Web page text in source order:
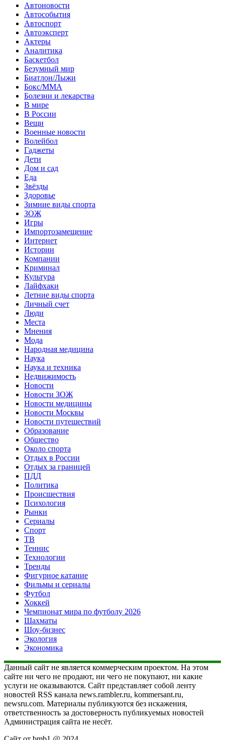
Автоновости
Автособытия
Автоспорт
Автоэксперт
Актеры
Аналитика
Баскетбол
Безумный мир
Биатлон/Лыжи
Бокс/MMA
Болезни и лекарства
В мире
В России
Вещи
Военные новости
Волейбол
Гаджеты
Дети
Дом и сад
Еда
Звёзды
Здоровье
Зимние виды спорта
ЗОЖ
Игры
Импортозамещение
Интернет
Истории
Компании
Криминал
Культура
Лайфхаки
Летние виды спорта
Личный счет
Люди
Места
Мнения
Мода
Народная медицина
Наука
Наука и техника
Недвижимость
Новости
Новости ЗОЖ
Новости медицины
Новости Москвы
Новости путешествий
Образование
Общество
Около спорта
Отдых в России
Отдых за границей
ПДД
Политика
Происшествия
Психология
Рынки
Сериалы
Спорт
ТВ
Теннис
Технологии
Тренды
Фигурное катание
Фильмы и сериалы
Футбол
Хоккей
Чемпионат мира по футболу 2026
Шахматы
Шоу-бизнес
Экология
Экономика
Данный сайт не является коммерческим проектом. На этом
сайте ни чего не продают, ни чего не покупают, ни какие
услуги не оказываются. Сайт представляет собой ленту
новостей RSS канала news.rambler.ru, kommersant.ru,
newsru.com. Материалы публикуются без искажения,
ответственность за достоверность публикуемых новостей
Администрация сайта не несёт.